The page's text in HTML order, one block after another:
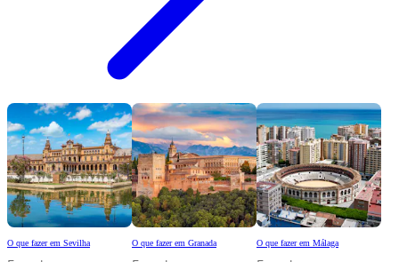
O que fazer em Sevilha O que fazer em Granada O que fazer em Málaga